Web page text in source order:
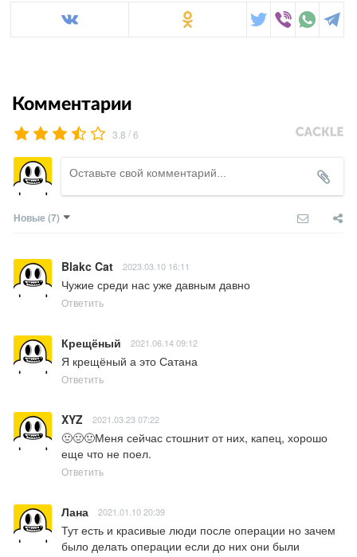
Комментарии
3.8 /6
Новые (7)
Blakc Cat 2023.03.10 16:11
Чужие среди нас уже давным давно
Ответить
Крещёный 2021.06.14 09:12
Я крещёный а это Сатана
Ответить
XYZ 2021.03.23 07:22
🤢🤢🤢Меня сейчас стошнит от них, капец, хорошо
еще что не поел.
Ответить
Лана 2021.01.10 20:39
Тут есть и красивые люди после операции но зачем
было делать операции если до них они были